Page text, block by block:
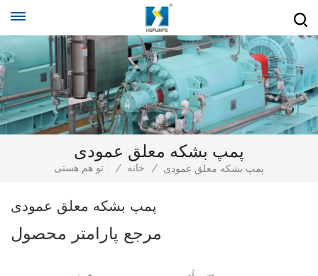
پمپ بشکه معلق عمودی
تو هم هستی : / خانه / پمپ بشکه معلق عمودی
پمپ بشکه معلق عمودی
مرجع پارامتر محصول